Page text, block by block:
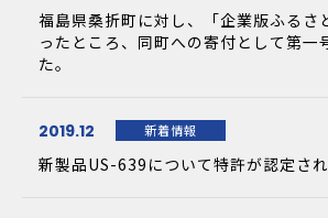
福島県桑折町に対し、「企業版ふるさ
ったところ、同町への寄付として第一
た。
新製品US-639について特許が認定され
新着情報
2019.12